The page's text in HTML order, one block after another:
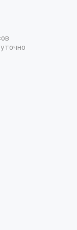
среди
фильтров,
и другие СИЗ.